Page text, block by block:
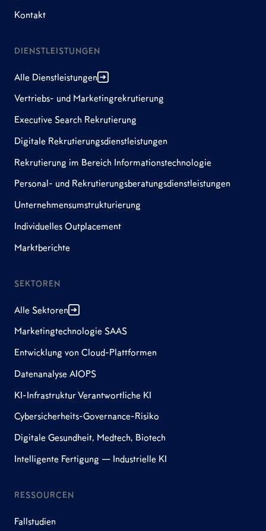
Kontakt
DIENSTLEISTUNGEN
Alle Dienstleistungen
Vertriebs- und Marketingrekrutierung
Executive Search Rekrutierung
Digitale Rekrutierungsdienstleistungen
Rekrutierung im Bereich Informationstechnologie
Personal- und Rekrutierungsberatungsdienstleistungen
Unternehmensumstrukturierung
Individuelles Outplacement
Marktberichte
SEKTOREN
Alle Sektoren
Marketingtechnologie SAAS
Entwicklung von Cloud-Plattformen
Datenanalyse AIOPS
KI-Infrastruktur Verantwortliche KI
Cybersicherheits-Governance-Risiko
Digitale Gesundheit, Medtech, Biotech
Intelligente Fertigung — Industrielle KI
RESSOURCEN
Fallstudien